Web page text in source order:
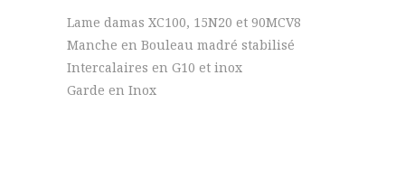
Lame damas XC100, 15N20 et 90MCV8
Manche en Bouleau madré stabilisé
Intercalaires en G10 et inox
Garde en Inox